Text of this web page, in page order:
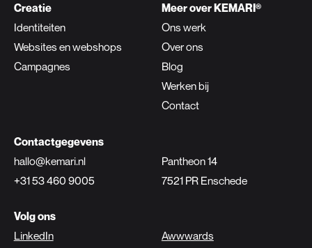
Creatie
Identiteiten
Websites en webshops
Campagnes
Meer over KEMARI®
Ons werk
Over ons
Blog
Werken bij
Contact
Contactgegevens
hallo@kemari.nl
Pantheon 14
7521 PR Enschede
+31 53 460 9005
Volg ons
LinkedIn
Awwwards